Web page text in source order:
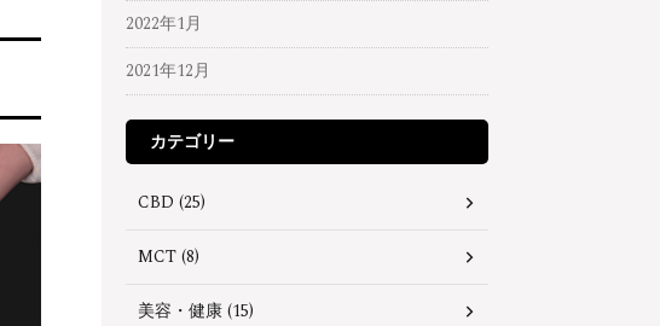
2022年1月
2021年12月
カテゴリー
CBD (25)
MCT (8)
美容・健康 (15)